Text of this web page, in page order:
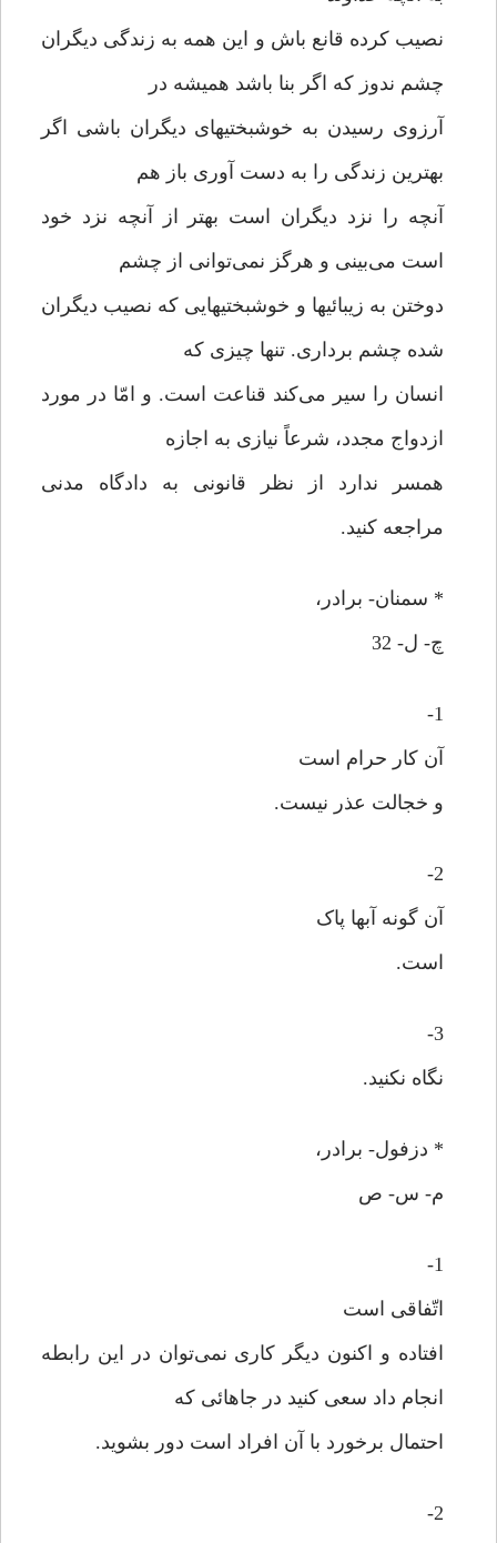
نصیب کرده قانع باش و این همه به زندگی دیگران
چشم ندوز که اگر بنا باشد همیشه در
آرزوی رسیدن به خوشبختیهای دیگران باشی اگر
بهترین زندگی را به دست آوری باز هم
آنچه را نزد دیگران است بهتر از آنچه نزد خود
است می‌بینی و هرگز نمی‌توانی از چشم
دوختن به زیبائیها و خوشبختیهایی که نصیب دیگران
شده چشم برداری. تنها چیزی که
انسان را سیر می‌کند قناعت است. و امّا در مورد
ازدواج مجدد، شرعاً نیازی به اجازه
همسر ندارد از نظر قانونی به دادگاه مدنی
مراجعه کنید.
* سمنان- برادر،
چ- ل- 32
1-
آن کار حرام است
و خجالت عذر نیست.
2-
آن گونه آبها پاک
است.
3-
نگاه نکنید.
* دزفول- برادر،
م- س- ص
1-
اتّفاقی است
افتاده و اکنون دیگر کاری نمی‌توان در این رابطه
انجام داد سعی کنید در جاهائی که
احتمال برخورد با آن افراد است دور بشوید.
2-